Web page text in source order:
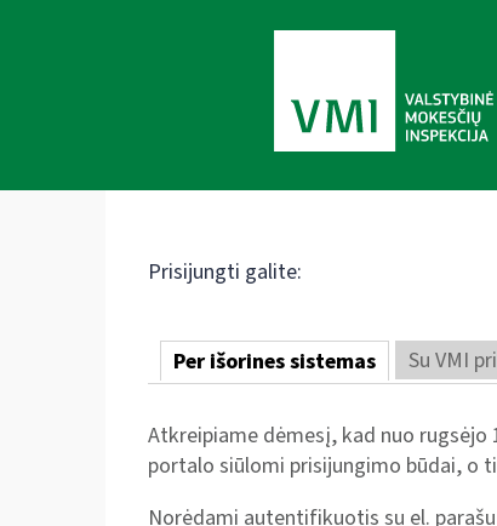
Prisijungti galite:
Per išorines sistemas Su VMI
Atkreipiame dėmesį, kad nuo rugsėjo
portalo siūlomi prisijungimo būdai, o
Norėdami autentifikuotis su el.